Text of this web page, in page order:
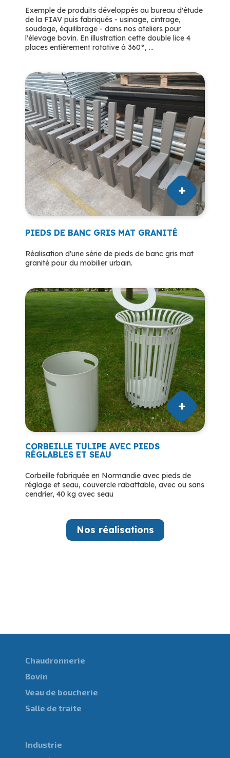
Exemple de produits développés au bureau d'étude
de la FIAV puis fabriqués - usinage, cintrage,
soudage, équilibrage - dans nos ateliers pour
l'élevage bovin. En illustration cette double lice 4
places entièrement rotative à 360°, ...
PIEDS DE BANC GRIS MAT GRANITÉ
Réalisation d'une série de pieds de banc gris mat
granité pour du mobilier urbain.
CORBEILLE TULIPE AVEC PIEDS
RÉGLABLES ET SEAU
Corbeille fabriquée en Normandie avec pieds de
réglage et seau, couvercle rabattable, avec ou sans
cendrier, 40 kg avec seau
Nos réalisations
Chaudronnerie
Bovin
Veau de boucherie
Salle de traite
Industrie